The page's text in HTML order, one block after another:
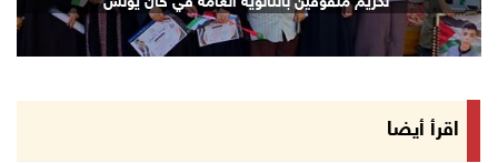
06/آب/2026 10:27 م
وزير الداخلية يبحث مع مكافحة المخدرات الدولي ...
رئيس بلدية الخليل يطلع وفدا أميركيا على تطورا ...
اقرأ أيضا